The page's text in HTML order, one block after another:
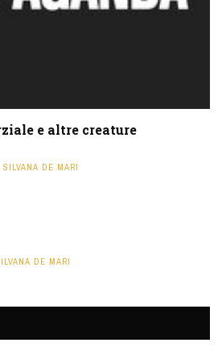
e altre creature
SILVANA DE MARI
DE MARI